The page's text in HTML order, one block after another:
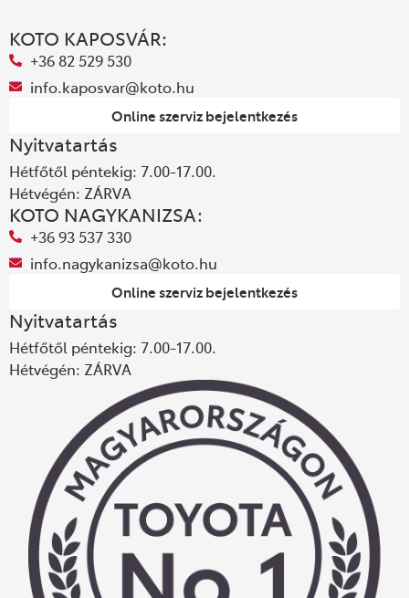
KOTO KAPOSVÁR:
+36 82 529 530
info.kaposvar@koto.hu
Online szerviz bejelentkezés
Nyitvatartás
Hétfőtől péntekig: 7.00-17.00.
Hétvégén: ZÁRVA
KOTO NAGYKANIZSA:
+36 93 537 330
info.nagykanizsa@koto.hu
Online szerviz bejelentkezés
Nyitvatartás
Hétfőtől péntekig: 7.00-17.00.
Hétvégén: ZÁRVA